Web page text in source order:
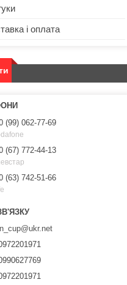
і оплата
(99) 062-77-69
(67) 772-44-13
(63) 742-51-66